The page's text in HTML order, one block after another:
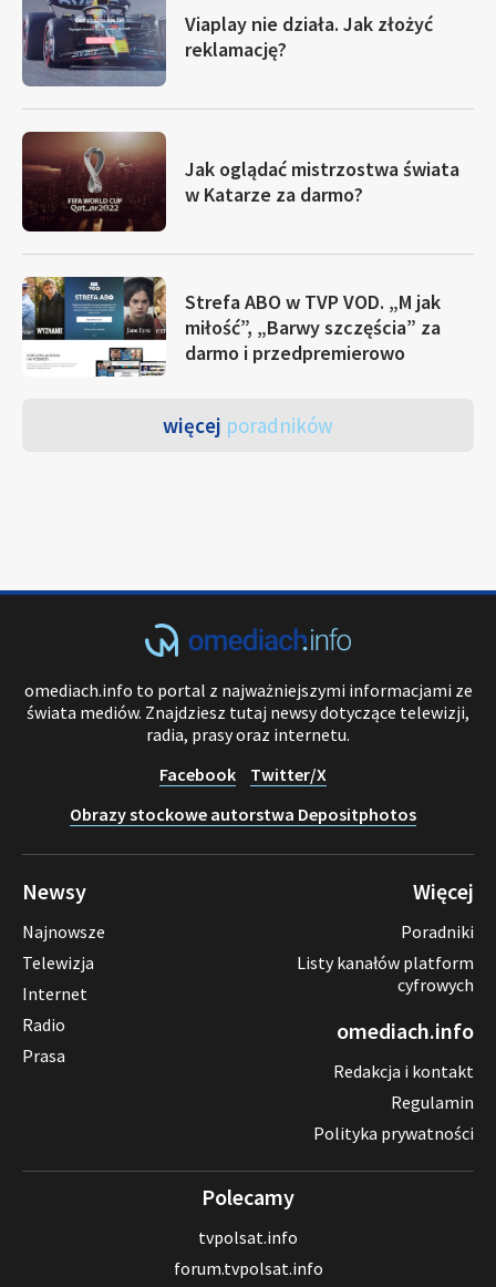
Viaplay nie działa. Jak złożyć
reklamację?
Jak oglądać mistrzostwa świata
w Katarze za darmo?
Strefa ABO w TVP VOD. „M jak
miłość”, „Barwy szczęścia” za
darmo i przedpremierowo
więcej poradników
omediach.info to portal z najważniejszymi informacjami ze
świata mediów. Znajdziesz tutaj newsy dotyczące telewizji,
radia, prasy oraz internetu.
Facebook
Twitter/X
Obrazy stockowe autorstwa Depositphotos
Newsy
Najnowsze
Telewizja
Internet
Radio
Prasa
Więcej
Poradniki
Listy kanałów platform
cyfrowych
omediach.info
Redakcja i kontakt
Regulamin
Polityka prywatności
Polecamy
tvpolsat.info
forum.tvpolsat.info